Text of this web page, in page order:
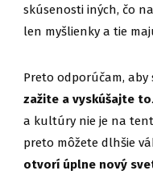
skúsenosti iných, čo
len myšlienky a tie
Preto odporúčam, aby
zažite a vyskúšajte to
a kultúry nie je na
preto môžete dlhšie
otvorí úplne nový